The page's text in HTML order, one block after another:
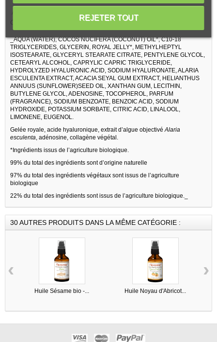
COMPOSITION :
_AQUA (WATER), COCOS NUCIFERA (COCONUT) OIL*, C10-18
TRIGLYCERIDES, GLYCERIN, ROYAL JELLY*, METHYLHEPTYL
ISOSTEARATE, GLYCERYL STEARATE CITRATE, PENTYLENE GLYCOL,
CETEARYL ALCOHOL, CAPRYLIC CAPRIC TRIGLYCERIDE,
HYDROLYZED HYALURONIC ACID, SODIUM HYALURONATE, ALARIA
ESCULENTA EXTRACT, ACACIA SEYAL GUM EXTRACT, HELIANTHUS
ANNUUS (SUNFLOWER)SEED OIL, XANTHAN GUM, LECITHIN,
BUTYLENE GLYCOL, ADENOSINE, TOCOPHEROL, PARFUM
(FRAGRANCE), SODIUM BENZOATE, BENZOIC ACID, SODIUM
HYDROXIDE, POTASSIUM SORBATE, CITRIC ACID, LINALOOL,
LIMONENE, EUGENOL.
Gelée royale, acide hyaluronique, extrait d’algue objectivéAlaria
esculenta, adénosine, collagène végétal.
*Ingrédients issus de l’agriculture biologique.
99% du total des ingrédients sont d’origine naturelle
97% du total des ingrédients végétaux sont issus de l’agriculture
biologique
22% du total des ingrédients sont issus de l’agriculture biologique._
30 AUTRES PRODUITS DANS LA MÊME CATÉGORIE :
Huile Sésame bio -... Huile Noyau d'Abricot...
‹ ›
REJETER TOUT